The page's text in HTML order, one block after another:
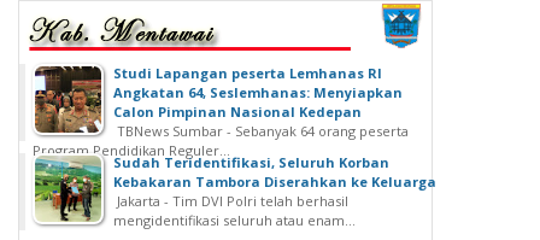
Studi Lapangan peserta Lemhanas RI
Angkatan 64, Seslemhanas: Menyiapkan
Calon Pimpinan Nasional Kedepan
TBNews Sumbar - Sebanyak 64 orang peserta
Program Pendidikan Reguler...
Sudah Teridentifikasi, Seluruh Korban
Kebakaran Tambora Diserahkan ke Keluarga
Jakarta - Tim DVI Polri telah berhasil
mengidentifikasi seluruh atau enam...